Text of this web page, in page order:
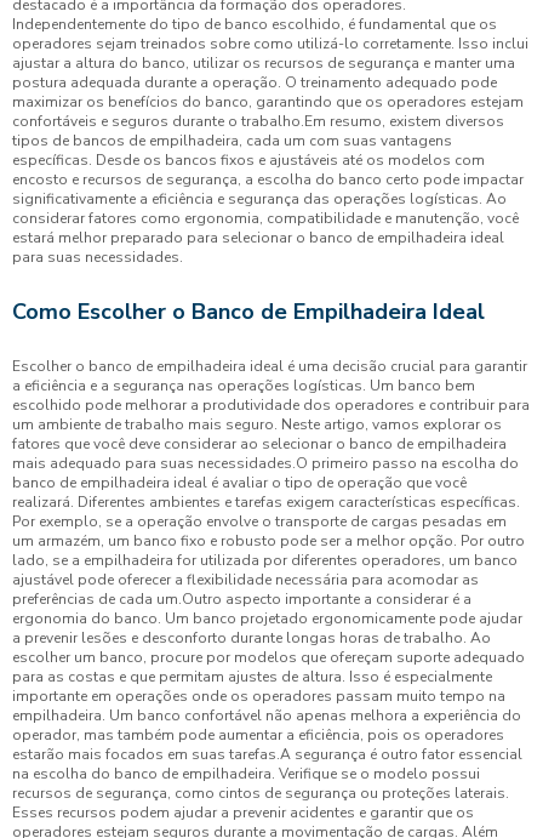
destacado é a importância da formação dos operadores.
Independentemente do tipo de banco escolhido, é fundamental que os
operadores sejam treinados sobre como utilizá-lo corretamente. Isso inclui
ajustar a altura do banco, utilizar os recursos de segurança e manter uma
postura adequada durante a operação. O treinamento adequado pode
maximizar os benefícios do banco, garantindo que os operadores estejam
confortáveis e seguros durante o trabalho.Em resumo, existem diversos
tipos de bancos de empilhadeira, cada um com suas vantagens
específicas. Desde os bancos fixos e ajustáveis até os modelos com
encosto e recursos de segurança, a escolha do banco certo pode impactar
significativamente a eficiência e segurança das operações logísticas. Ao
considerar fatores como ergonomia, compatibilidade e manutenção, você
estará melhor preparado para selecionar o banco de empilhadeira ideal
para suas necessidades.
Como Escolher o Banco de Empilhadeira Ideal
Escolher o banco de empilhadeira ideal é uma decisão crucial para garantir
a eficiência e a segurança nas operações logísticas. Um banco bem
escolhido pode melhorar a produtividade dos operadores e contribuir para
um ambiente de trabalho mais seguro. Neste artigo, vamos explorar os
fatores que você deve considerar ao selecionar o banco de empilhadeira
mais adequado para suas necessidades.O primeiro passo na escolha do
banco de empilhadeira ideal é avaliar o tipo de operação que você
realizará. Diferentes ambientes e tarefas exigem características específicas.
Por exemplo, se a operação envolve o transporte de cargas pesadas em
um armazém, um banco fixo e robusto pode ser a melhor opção. Por outro
lado, se a empilhadeira for utilizada por diferentes operadores, um banco
ajustável pode oferecer a flexibilidade necessária para acomodar as
preferências de cada um.Outro aspecto importante a considerar é a
ergonomia do banco. Um banco projetado ergonomicamente pode ajudar
a prevenir lesões e desconforto durante longas horas de trabalho. Ao
escolher um banco, procure por modelos que ofereçam suporte adequado
para as costas e que permitam ajustes de altura. Isso é especialmente
importante em operações onde os operadores passam muito tempo na
empilhadeira. Um banco confortável não apenas melhora a experiência do
operador, mas também pode aumentar a eficiência, pois os operadores
estarão mais focados em suas tarefas.A segurança é outro fator essencial
na escolha do banco de empilhadeira. Verifique se o modelo possui
recursos de segurança, como cintos de segurança ou proteções laterais.
Esses recursos podem ajudar a prevenir acidentes e garantir que os
operadores estejam seguros durante a movimentação de cargas. Além